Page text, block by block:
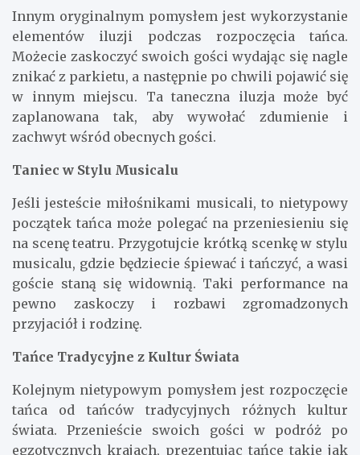
Innym oryginalnym pomysłem jest wykorzystanie
elementów iluzji podczas rozpoczęcia tańca.
Możecie zaskoczyć swoich gości wydając się nagle
znikać z parkietu, a następnie po chwili pojawić się
w innym miejscu. Ta taneczna iluzja może być
zaplanowana tak, aby wywołać zdumienie i
zachwyt wśród obecnych gości.
Taniec w Stylu Musicalu
Jeśli jesteście miłośnikami musicali, to nietypowy
początek tańca może polegać na przeniesieniu się
na scenę teatru. Przygotujcie krótką scenkę w stylu
musicalu, gdzie będziecie śpiewać i tańczyć, a wasi
goście staną się widownią. Taki performance na
pewno zaskoczy i rozbawi zgromadzonych
przyjaciół i rodzinę.
Tańce Tradycyjne z Kultur Świata
Kolejnym nietypowym pomysłem jest rozpoczęcie
tańca od tańców tradycyjnych różnych kultur
świata. Przenieście swoich gości w podróż po
egzotycznych krajach, prezentując tańce takie jak